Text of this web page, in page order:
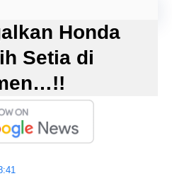
Honda
Setia di